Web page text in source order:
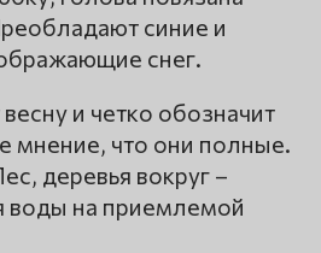
синие и
снег.
и четко обозначит
мнение, что они полные.
деревья вокруг –
воды на приемлемой